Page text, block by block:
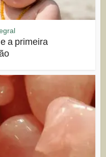
a primeira